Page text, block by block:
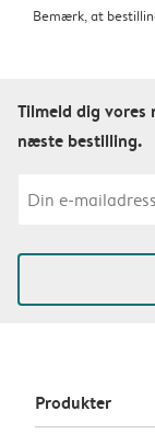
Bemærk, at
Tilmeld dig vores
næste bestilling.
Produkter